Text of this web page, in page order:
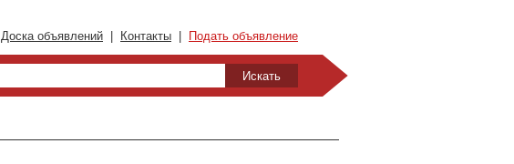
Доска объявлений Контакты Подать объявление